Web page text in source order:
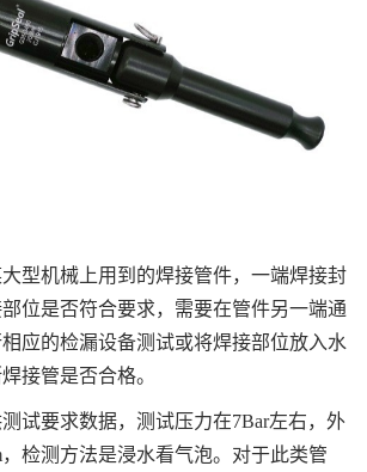
机械上用到的焊接管件，一端焊接封
位是否符合要求，需要在管件另一端通
应的检漏设备测试或将焊接部位放入水
接管是否合格。
要求数据，测试压力在7Bar左右，外
，检测方法是浸水看气泡。对于此类管